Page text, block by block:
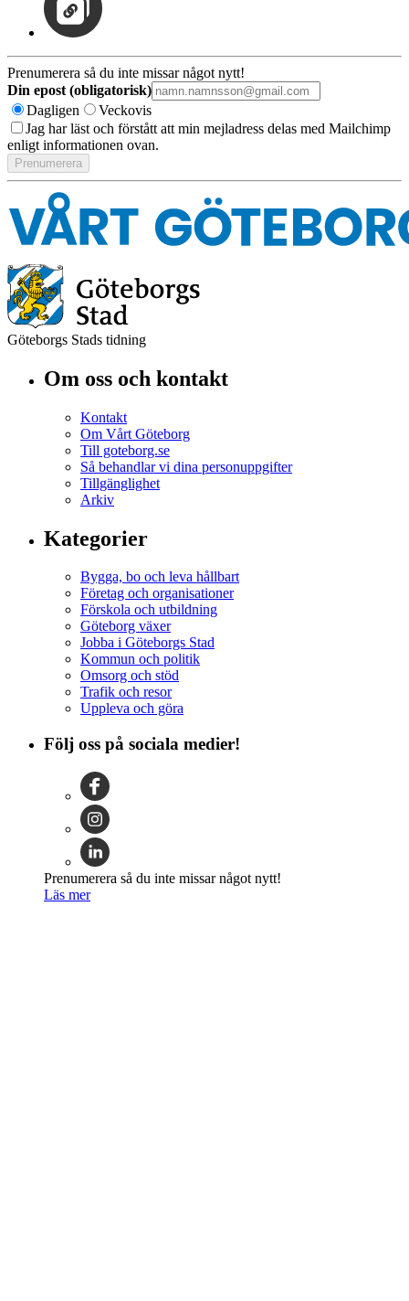
Prenumerera så du inte missar något nytt!
Din epost (obligatorisk)
Dagligen
Veckovis
Jag har läst och förstått att min mejladress delas med Mailchimp
enligt informationen ovan.
Göteborgs Stads tidning
Om oss och kontakt
Kontakt
Om Vårt Göteborg
Till goteborg.se
Så behandlar vi dina personuppgifter
Tillgänglighet
Arkiv
Kategorier
Bygga, bo och leva hållbart
Företag och organisationer
Förskola och utbildning
Göteborg växer
Jobba i Göteborgs Stad
Kommun och politik
Omsorg och stöd
Trafik och resor
Uppleva och göra
Följ oss på sociala medier!
Prenumerera så du inte missar något nytt!
Läs mer